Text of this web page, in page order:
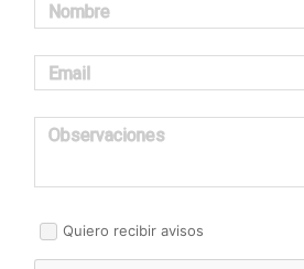
Nombre
Email
Observaciones
Quiero recibir avisos